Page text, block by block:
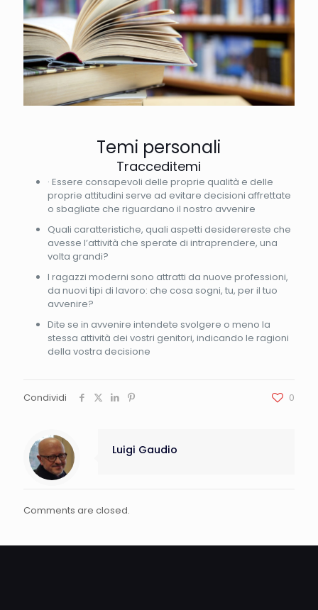
Temi personali
Tracceditemi
· Essere consapevoli delle proprie qualità e delle
proprie attitudini serve ad evitare decisioni affrettate
o sbagliate che riguardano il nostro avvenire
Quali caratteristiche, quali aspetti desiderereste che
avesse l’attività che sperate di intraprendere, una
volta grandi?
I ragazzi moderni sono attratti da nuove professioni,
da nuovi tipi di lavoro: che cosa sogni, tu, per il tuo
avvenire?
Dite se in avvenire intendete svolgere o meno la
stessa attività dei vostri genitori, indicando le ragioni
della vostra decisione
Condividi 0
Luigi Gaudio
Comments are closed.